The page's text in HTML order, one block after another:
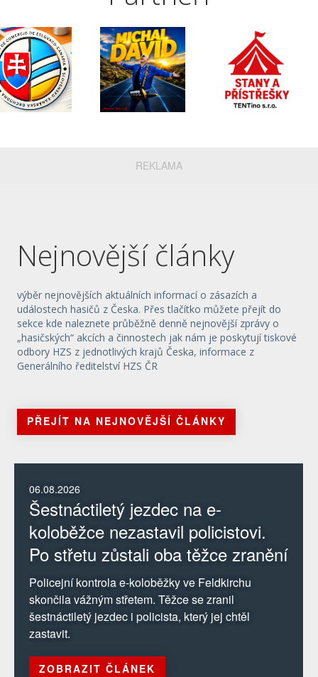
REKLAMA
Nejnovější články
výběr nejnovějších aktuálních informací o zásazích a
událostech hasičů z Česka. Přes tlačítko můžete přejít do
sekce kde naleznete průběžně denně nejnovější zprávy o
„hasičských“ akcích a činnostech jak nám je poskytují tiskové
odbory HZS z jednotlivých krajů Česka, informace z
Generálního ředitelství HZS ČR
PŘEJÍT NA NEJNOVĚJŠÍ ČLÁNKY
06.08.2026
Šestnáctiletý jezdec na e-
koloběžce nezastavil policistovi.
Po střetu zůstali oba těžce zranění
Policejní kontrola e-koloběžky ve Feldkirchu
skončila vážným střetem. Těžce se zranil
šestnáctiletý jezdec i policista, který jej chtěl
zastavit.
ZOBRAZIT ČLÁNEK